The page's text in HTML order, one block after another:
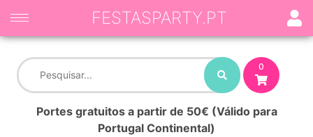
0
Portes gratuitos a partir de 50€ (Válido para
Portugal Continental)
FESTASPARTY.PT